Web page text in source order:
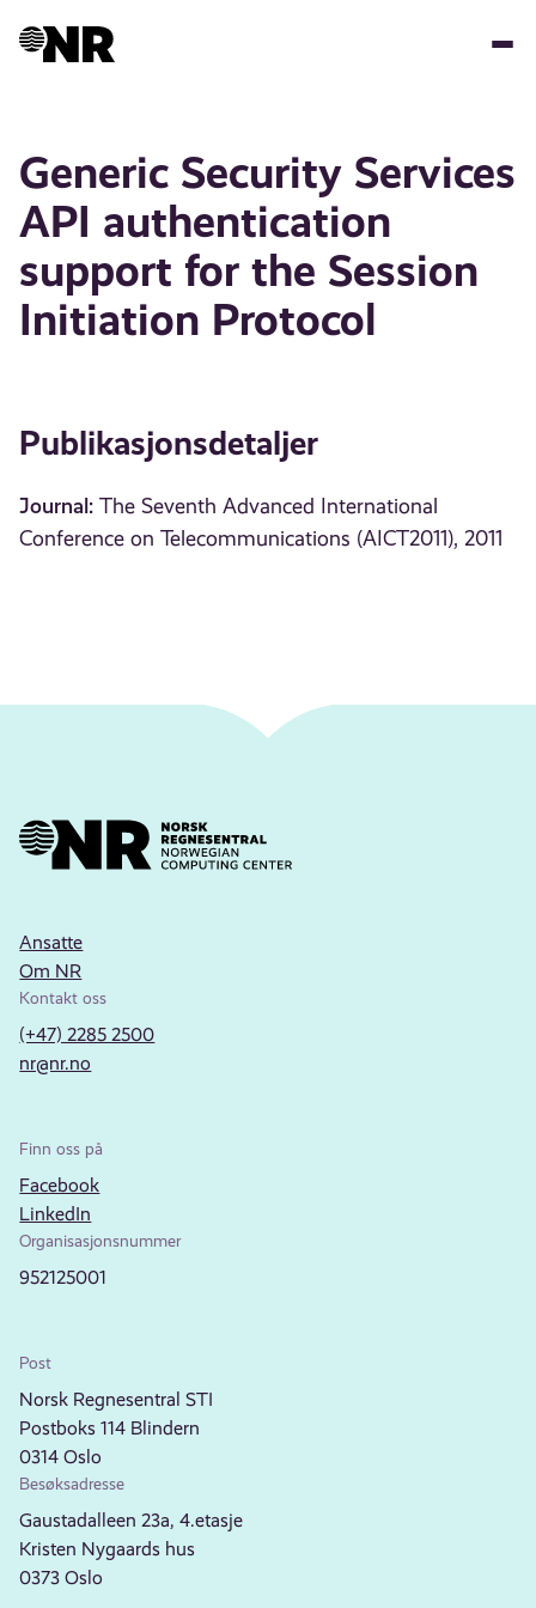
Generic Security Services
API authentication
support for the Session
Initiation Protocol
Publikasjonsdetaljer
Journal: The Seventh Advanced International
Conference on Telecommunications (AICT2011), 2011
Ansatte
Om NR
Kontakt oss
(+47) 2285 2500
nr@nr.no
Finn oss på
Facebook
LinkedIn
Organisasjonsnummer
952125001
Post
Norsk Regnesentral STI
Postboks 114 Blindern
0314 Oslo
Besøksadresse
Gaustadalleen 23a, 4.etasje
Kristen Nygaards hus
0373 Oslo